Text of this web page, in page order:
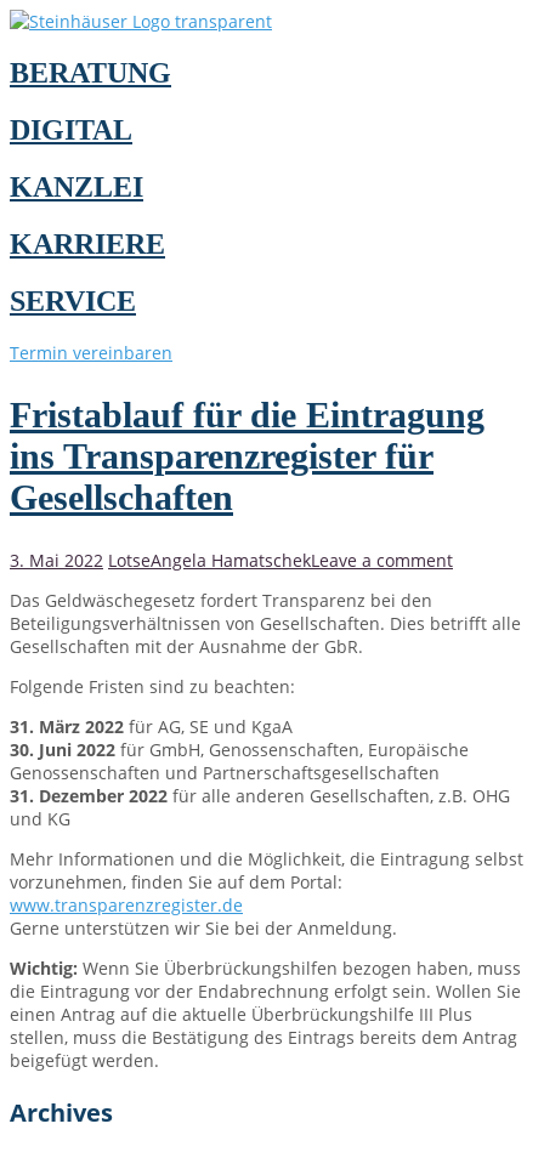
BERATUNG
DIGITAL
KANZLEI
KARRIERE
SERVICE
Termin vereinbaren
Fristablauf für die Eintragung
ins Transparenzregister für
Gesellschaften
3. Mai 2022 LotseAngela HamatschekLeave a comment
Das Geldwäschegesetz fordert Transparenz bei den
Beteiligungsverhältnissen von Gesellschaften. Dies betrifft alle
Gesellschaften mit der Ausnahme der GbR.
Folgende Fristen sind zu beachten:
31. März 2022 für AG, SE und KgaA
30. Juni 2022 für GmbH, Genossenschaften, Europäische
Genossenschaften und Partnerschaftsgesellschaften
31. Dezember 2022 für alle anderen Gesellschaften, z.B. OHG
und KG
Mehr Informationen und die Möglichkeit, die Eintragung selbst
vorzunehmen, finden Sie auf dem Portal:
www.transparenzregister.de
Gerne unterstützen wir Sie bei der Anmeldung.
Wichtig: Wenn Sie Überbrückungshilfen bezogen haben, muss
die Eintragung vor der Endabrechnung erfolgt sein. Wollen Sie
einen Antrag auf die aktuelle Überbrückungshilfe III Plus
stellen, muss die Bestätigung des Eintrags bereits dem Antrag
beigefügt werden.
Archives